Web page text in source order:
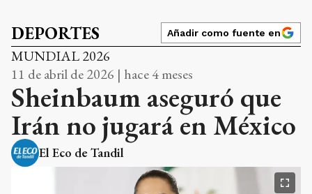
DEPORTES Añadir como fuente en
MUNDIAL 2026
11 de abril de 2026 | hace 4 meses
Sheinbaum aseguró que
Irán no jugará en México
El Eco de Tandil